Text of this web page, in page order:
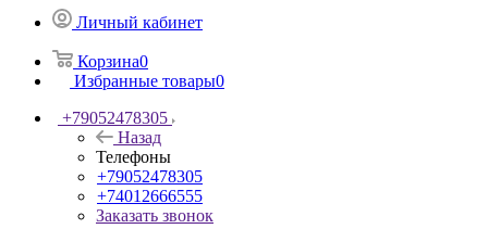
Личный кабинет
Корзина0
Избранные товары0
+79052478305
Назад
Телефоны
+79052478305
+74012666555
Заказать звонок